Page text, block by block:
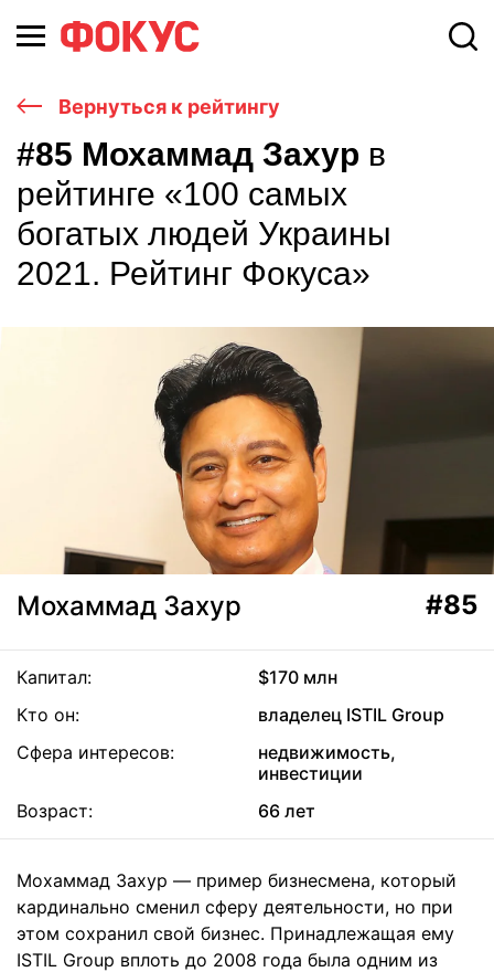
Вернуться к рейтингу
#85 Мохаммад Захур в
рейтинге «100 самых
богатых людей Украины
2021. Рейтинг Фокуса»
Мохаммад Захур #85
Капитал:
$170 млн
Кто он:
владелец ISTIL Group
Сфера интересов:
недвижимость,
инвестиции
Возраст:
66 лет
Мохаммад Захур — пример бизнесмена, который
кардинально сменил сферу деятельности, но при
этом сохранил свой бизнес. Принадлежащая ему
ISTIL Group вплоть до 2008 года была одним из